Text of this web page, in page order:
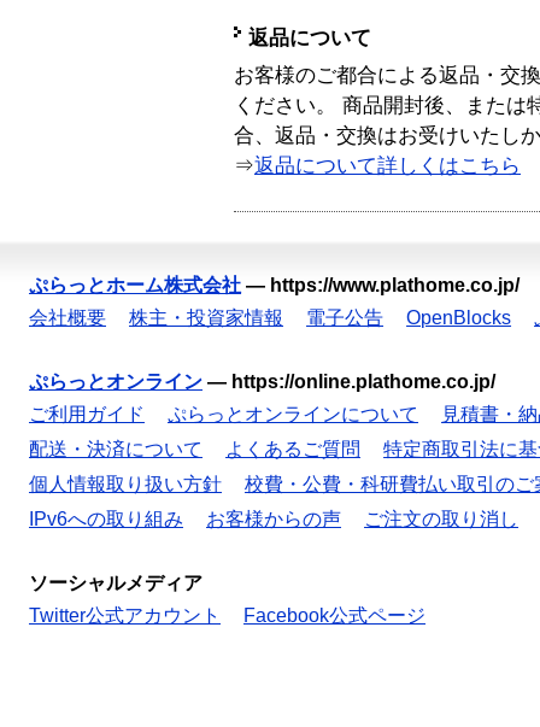
返品について
お客様のご都合による返品・交
ください。 商品開封後、または
合、返品・交換はお受けいたし
⇒返品について詳しくはこちら
ぷらっとホーム株式会社 — https://www.plathome.co.jp/
会社概要
株主・投資家情報 電子公告 OpenBlocks
ぷらっとオンライン — https://online.plathome.co.jp/
ご利用ガイド
ぷらっとオンラインについて
見積書・
配送・決済について
よくあるご質問
特定商取引法に
個人情報取り扱い方針
校費・公費・科研費払い取引のご
IPv6への取り組み
お客様からの声 ご注文の取り消し
ソーシャルメディア
Twitter公式アカウント
Facebook公式ページ